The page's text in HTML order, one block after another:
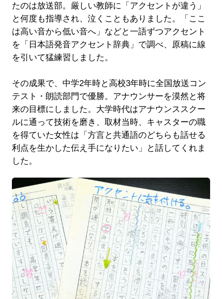
たのは放送部。厳しい教師に「アクセントが違う」
と何度も指導され、泣くこともありました。「ここ
は高い音から低い音へ」などと一語ずつアクセント
を「日本語発音アクセント辞典」で調べ、原稿に線
を引いて猛練習しました。
その成果で、中学2年時と高校3年時に全国放送コン
テスト・朗読部門で優勝。アナウンサーを漠然と将
来の目標にしました。大学時代はアナウンススクー
ルに通って技術を磨き、取材当時、キャスターの職
を得ていた女性は「方言と共通語のどちらも話せる
利点を生かした伝え手になりたい」と話してくれま
した。